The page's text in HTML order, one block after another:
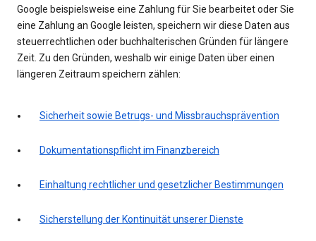
Google beispielsweise eine Zahlung für Sie bearbeitet oder Sie
eine Zahlung an Google leisten, speichern wir diese Daten aus
steuerrechtlichen oder buchhalterischen Gründen für längere
Zeit. Zu den Gründen, weshalb wir einige Daten über einen
längeren Zeitraum speichern zählen:
Sicherheit sowie Betrugs- und Missbrauchsprävention
Dokumentationspflicht im Finanzbereich
Einhaltung rechtlicher und gesetzlicher Bestimmungen
Sicherstellung der Kontinuität unserer Dienste